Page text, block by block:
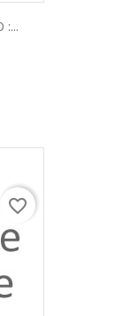
:...
favorite_border